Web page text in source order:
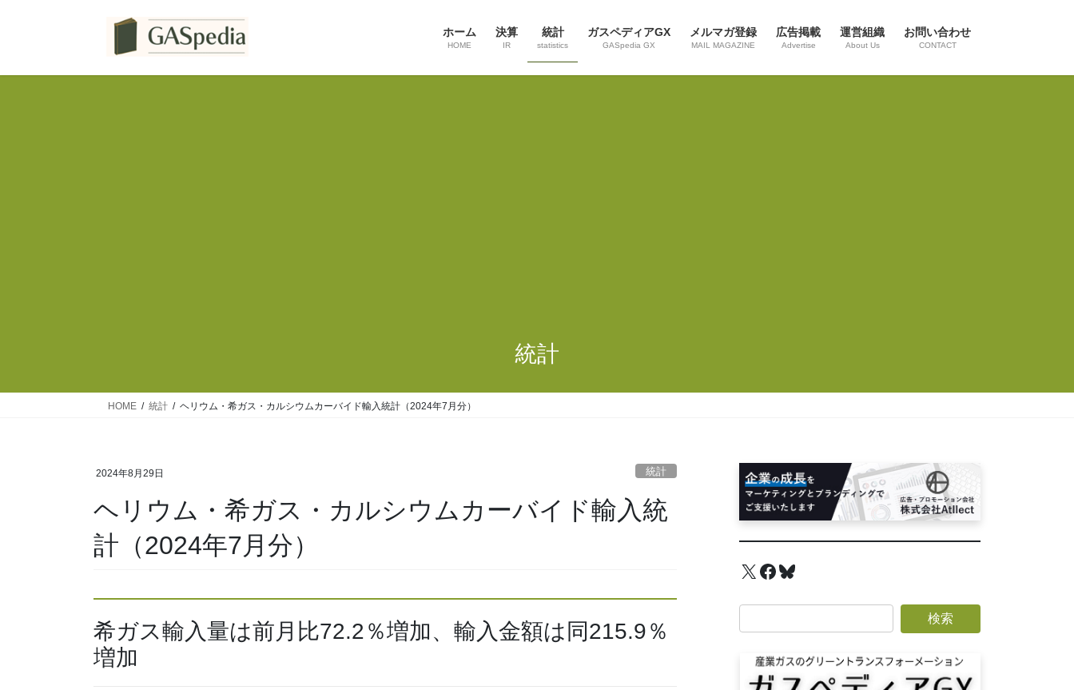
ホーム
HOME
決算
IR
統計
statistics
ガスペディアGX
GASpedia GX
メルマガ登録
MAIL MAGAZINE
広告掲載
Advertise
運営組織
About Us
お問い合わせ
CONTACT
統計
HOME 統計 ヘリウム・希ガス・カルシウムカーバイド輸入統計（2024年7月分）
2024年8月29日 統計
ヘリウム・希ガス・カルシウムカーバイド輸入統
計（2024年7月分）
希ガス輸入量は前月比72.2％増加、輸入金額は同215.9％
増加
X Facebook
Bluesky